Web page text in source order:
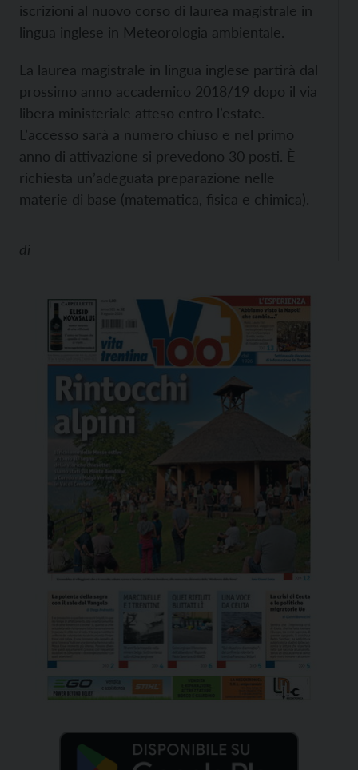
iscrizioni al nuovo corso di laurea magistrale in
lingua inglese in Meteorologia ambientale.
La laurea magistrale in lingua inglese partirà dal
prossimo anno accademico 2018/19 dopo il via
libera ministeriale atteso entro l’estate.
L’accesso sarà a numero chiuso e nel primo
anno di attivazione si prevedono 30 posti. È
richiesta un’adeguata preparazione nelle
materie di base (matematica, fisica e chimica).
di